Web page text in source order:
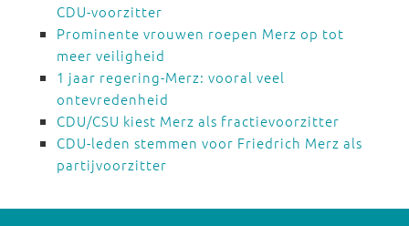
CDU-voorzitter
Prominente vrouwen roepen Merz op tot
meer veiligheid
1 jaar regering-Merz: vooral veel
ontevredenheid
CDU/CSU kiest Merz als fractievoorzitter
CDU-leden stemmen voor Friedrich Merz als
partijvoorzitter